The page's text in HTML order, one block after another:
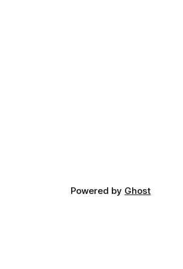
Powered by Ghost